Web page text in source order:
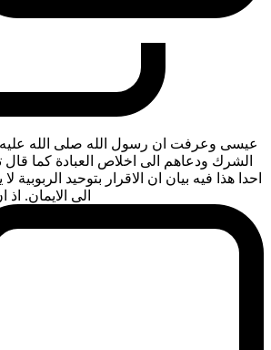
عيسى وعرفت ان رسول الله صلى الله عليه
الشرك ودعاهم الى اخلاص العبادة كما قال
احدا هذا فيه بيان ان الاقرار بتوحيد الربوبية
الى الايمان. اذ